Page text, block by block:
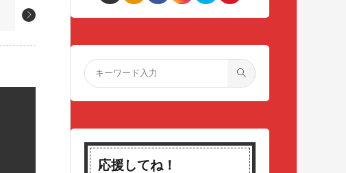
応援してね！